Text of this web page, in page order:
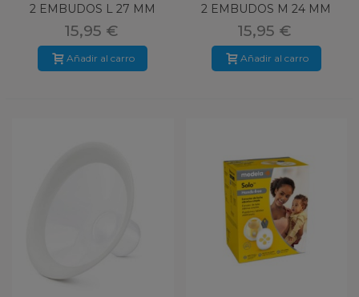
2 EMBUDOS L 27 MM
0080035
15,95 €
Añadir al carro
2 EMBUDOS M 24 MM
15,95 €
Añadir al carro